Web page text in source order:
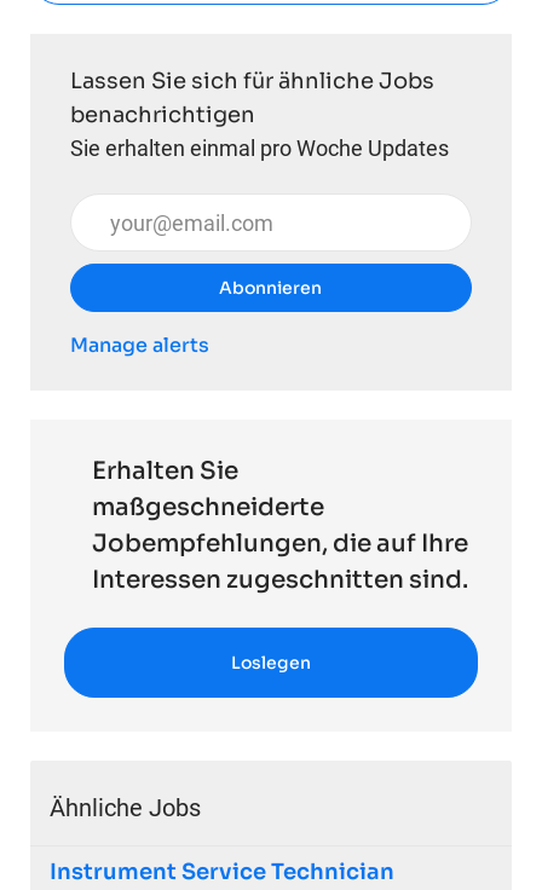
Lassen Sie sich für ähnliche Jobs
benachrichtigen
Sie erhalten einmal pro Woche Updates
E-Mail-Adresse eingeben (erforderlich)
Abonnieren
Manage alerts
Erhalten Sie
maßgeschneiderte
Jobempfehlungen, die auf Ihre
Interessen zugeschnitten sind.
Loslegen
Ähnliche Jobs
Instrument Service Technician